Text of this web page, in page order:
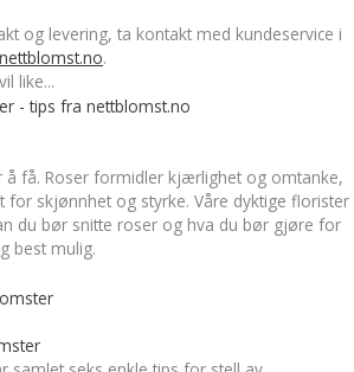
og levering, ta kontakt med kundeservice i
.
like...
å få. Roser formidler kjærlighet og omtanke,
for skjønnhet og styrke. Våre dyktige florister
du bør snitte roser og hva du bør gjøre for
best mulig.